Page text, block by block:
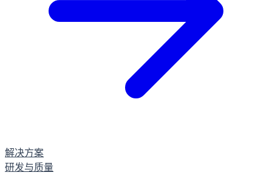
解决方案
研发与质量